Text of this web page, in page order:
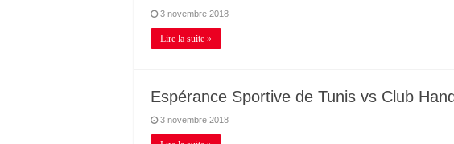
3 novembre 2018
Lire la suite »
Espérance Sportive de Tunis vs Club
3 novembre 2018